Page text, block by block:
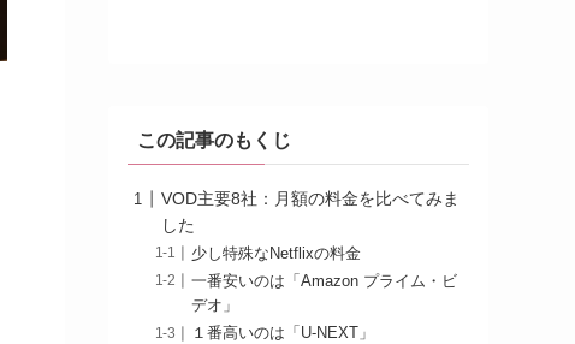
この記事のもくじ
VOD主要8社：月額の料金を比べてみま
した
少し特殊なNetflixの料金
一番安いのは「Amazon プライム・ビ
デオ」
１番高いのは「U-NEXT」